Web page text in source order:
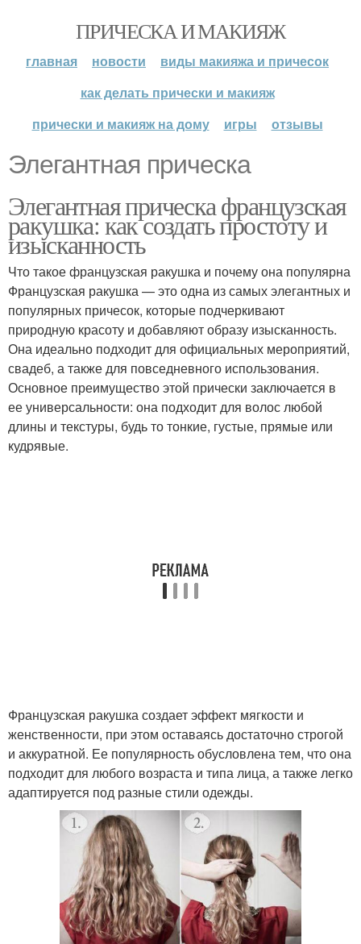
ПРИЧЕСКА И МАКИЯЖ
главная новости
виды макияжа и причесок
как делать прически и макияж
прически и макияж на дому
игры отзывы
Элегантная прическа
Элегантная прическа французская
ракушка: как создать простоту и
изысканность
Что такое французская ракушка и почему она популярна
Французская ракушка — это одна из самых элегантных и
популярных причесок, которые подчеркивают
природную красоту и добавляют образу изысканность.
Она идеально подходит для официальных мероприятий,
свадеб, а также для повседневного использования.
Основное преимущество этой прически заключается в
ее универсальности: она подходит для волос любой
длины и текстуры, будь то тонкие, густые, прямые или
кудрявые.
Французская ракушка создает эффект мягкости и
женственности, при этом оставаясь достаточно строгой
и аккуратной. Ее популярность обусловлена тем, что она
подходит для любого возраста и типа лица, а также легко
адаптируется под разные стили одежды.